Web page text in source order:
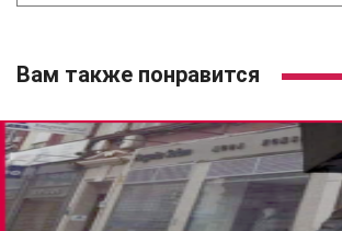
Вам также понравится